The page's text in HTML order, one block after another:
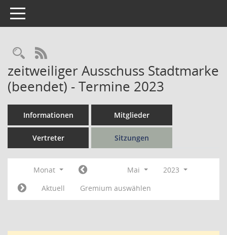
Toggle navigation
Rechercheauswahl
RSS-Feed
zeitweiliger Ausschuss Stadtmarke
(beendet) - Termine 2023
Informationen Mitglieder
Vertreter Sitzungen
Monat Mai
2023
Aktuell
Gremium auswählen